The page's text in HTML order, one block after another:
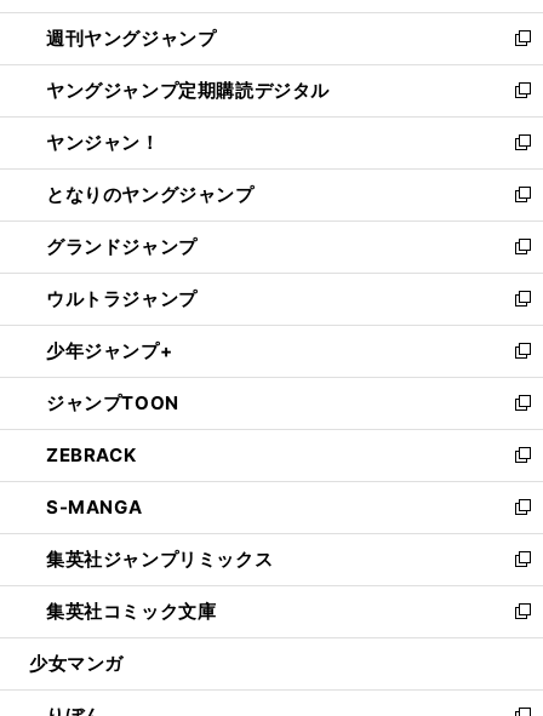
開
く
ウ
で
開
く
ン
ド
ウ
で
開
く
ウ
ィ
ン
ド
ウ
で
開
く
週刊ヤングジャンプ
新
し
い
ウ
ィ
ン
ド
ウ
で
開
く
ヤングジャンプ定期購読デジタル
新
し
い
ウ
ィ
ン
ド
ウ
で
開
く
ヤンジャン！
新
し
い
ウ
ィ
ン
ド
ウ
で
開
く
となりのヤングジャンプ
新
し
い
ウ
ィ
ン
ド
ウ
で
開
く
グランドジャンプ
新
し
い
ウ
ィ
ン
ド
ウ
で
開
く
ウルトラジャンプ
新
し
い
ウ
ィ
ン
ド
ウ
で
開
く
少年ジャンプ+
新
し
い
ウ
ィ
ン
ド
ウ
で
開
く
ジャンプTOON
新
し
い
ウ
ィ
ン
ド
ウ
で
開
ZEBRACK
新
し
い
ウ
ィ
ン
ド
ウ
開
S-MANGA
新
し
い
ウ
ィ
ン
ウ
集英社ジャンプリミックス
新
し
い
ウ
ン
集英社コミック文庫
新
し
ウ
少女マンガ